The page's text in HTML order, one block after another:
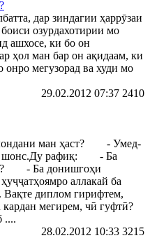
дар зиндагии ҳаррӯзаи
озурдахотирии мо
ашхосе, ки бо он
ҳол ман бар он ақидаам, ки
онро мегузорад ва худи мо
29.02.2012 07:37 2410
мондани ман ҳаст? - Умед-
шонс.Ду рафиқ: - Ба
- Ба донишгоҳи
аллакай ба
Вақте диплом гирифтем,
мегирем, чӣ гуфтӣ?
....
28.02.2012 10:33 3215